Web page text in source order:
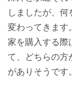
しましたが、
変わってきます。
家を購入する際
て、どちらの方
がありそうです。